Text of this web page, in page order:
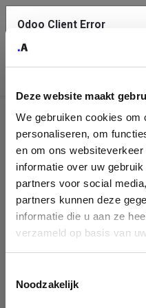
Deze website maakt
We gebruiken cookies om
personaliseren, om
en om ons
informatie over uw
partners voor social
partners kunnen deze
informatie die u aan ze
verzameld op basis van
Noodzakelijk
Company
Identification
Please fill in your
You can search a company in
enterprise ID. When a
form. If you don't find your
Odoo Client Error
service.
See details
Ok